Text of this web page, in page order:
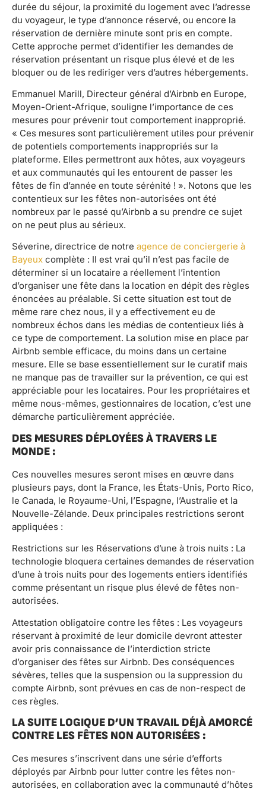
durée du séjour, la proximité du logement avec l’adresse
du voyageur, le type d’annonce réservé, ou encore la
réservation de dernière minute sont pris en compte.
Cette approche permet d’identifier les demandes de
réservation présentant un risque plus élevé et de les
bloquer ou de les rediriger vers d’autres hébergements.
Emmanuel Marill, Directeur général d’Airbnb en Europe,
Moyen-Orient-Afrique, souligne l’importance de ces
mesures pour prévenir tout comportement inapproprié.
« Ces mesures sont particulièrement utiles pour prévenir
de potentiels comportements inappropriés sur la
plateforme. Elles permettront aux hôtes, aux voyageurs
et aux communautés qui les entourent de passer les
fêtes de fin d’année en toute sérénité ! ». Notons que les
contentieux sur les fêtes non-autorisées ont été
nombreux par le passé qu’Airbnb a su prendre ce sujet
on ne peut plus au sérieux.
Séverine, directrice de notre agence de conciergerie à
Bayeux complète : Il est vrai qu’il n’est pas facile de
déterminer si un locataire a réellement l’intention
d’organiser une fête dans la location en dépit des règles
énoncées au préalable. Si cette situation est tout de
même rare chez nous, il y a effectivement eu de
nombreux échos dans les médias de contentieux liés à
ce type de comportement. La solution mise en place par
Airbnb semble efficace, du moins dans un certaine
mesure. Elle se base essentiellement sur le curatif mais
ne manque pas de travailler sur la prévention, ce qui est
appréciable pour les locataires. Pour les propriétaires et
même nous-mêmes, gestionnaires de location, c’est une
démarche particulièrement appréciée.
DES MESURES DÉPLOYÉES À TRAVERS LE
MONDE :
Ces nouvelles mesures seront mises en œuvre dans
plusieurs pays, dont la France, les États-Unis, Porto Rico,
le Canada, le Royaume-Uni, l’Espagne, l’Australie et la
Nouvelle-Zélande. Deux principales restrictions seront
appliquées :
Restrictions sur les Réservations d’une à trois nuits : La
technologie bloquera certaines demandes de réservation
d’une à trois nuits pour des logements entiers identifiés
comme présentant un risque plus élevé de fêtes non-
autorisées.
Attestation obligatoire contre les fêtes : Les voyageurs
réservant à proximité de leur domicile devront attester
avoir pris connaissance de l’interdiction stricte
d’organiser des fêtes sur Airbnb. Des conséquences
sévères, telles que la suspension ou la suppression du
compte Airbnb, sont prévues en cas de non-respect de
ces règles.
LA SUITE LOGIQUE D’UN TRAVAIL DÉJÀ AMORCÉ
CONTRE LES FÊTES NON AUTORISÉES :
Ces mesures s’inscrivent dans une série d’efforts
déployés par Airbnb pour lutter contre les fêtes non-
autorisées, en collaboration avec la communauté d’hôtes